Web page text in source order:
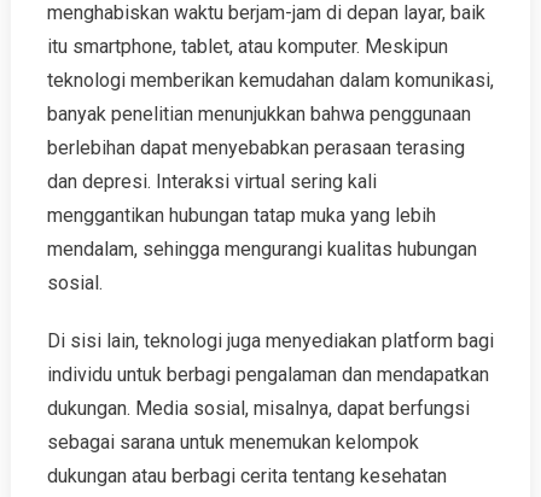
menghabiskan waktu berjam-jam di depan layar, baik
itu smartphone, tablet, atau komputer. Meskipun
teknologi memberikan kemudahan dalam komunikasi,
banyak penelitian menunjukkan bahwa penggunaan
berlebihan dapat menyebabkan perasaan terasing
dan depresi. Interaksi virtual sering kali
menggantikan hubungan tatap muka yang lebih
mendalam, sehingga mengurangi kualitas hubungan
sosial.
Di sisi lain, teknologi juga menyediakan platform bagi
individu untuk berbagi pengalaman dan mendapatkan
dukungan. Media sosial, misalnya, dapat berfungsi
sebagai sarana untuk menemukan kelompok
dukungan atau berbagi cerita tentang kesehatan